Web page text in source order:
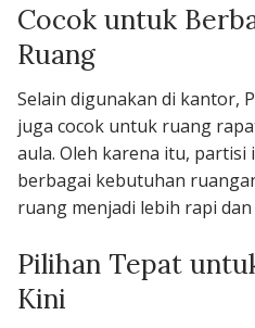
Cocok untuk
Ruang
Selain digunakan di kantor,
juga cocok untuk ruang
aula. Oleh karena itu, partisi
berbagai kebutuhan
ruang menjadi lebih rapi
Pilihan Tepat
Kini